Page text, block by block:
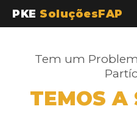
PKE SoluçõesFAP
Tem um
TEMOS A